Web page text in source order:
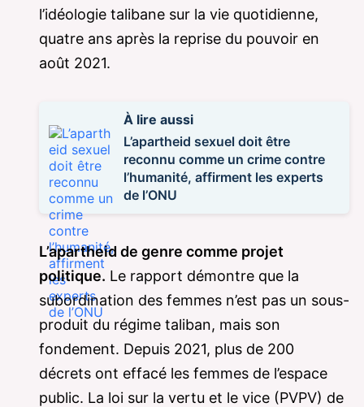
l’idéologie talibane sur la vie quotidienne,
quatre ans après la reprise du pouvoir en
août 2021.
À lire aussi
L’apartheid sexuel doit être
reconnu comme un crime contre
l’humanité, affirment les experts
de l’ONU
L’apartheid de genre comme projet
politique. Le rapport démontre que la
subordination des femmes n’est pas un sous-
produit du régime taliban, mais son
fondement. Depuis 2021, plus de 200
décrets ont effacé les femmes de l’espace
public. La loi sur la vertu et le vice (PVPV) de